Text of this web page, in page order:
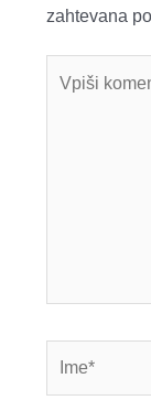
zahtevana
komentar